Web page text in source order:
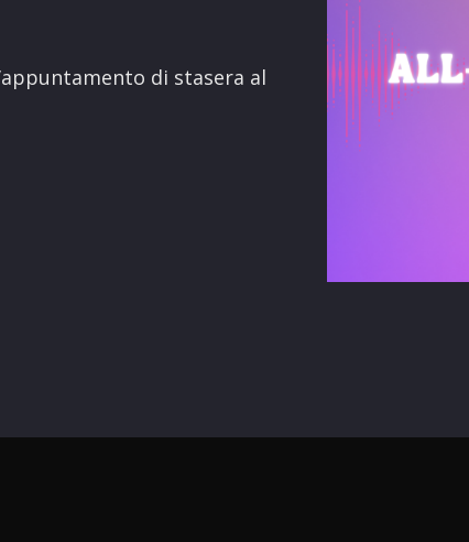
di stasera al